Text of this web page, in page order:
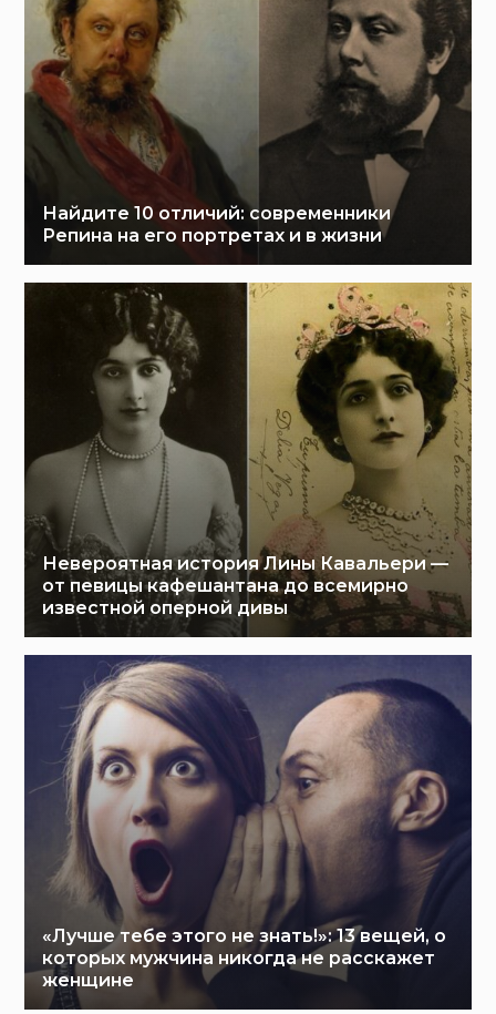
Найдите 10 отличий: современники
Репина на его портретах и в жизни
Невероятная история Лины Кавальери —
от певицы кафешантана до всемирно
известной оперной дивы
«Лучше тебе этого не знать!»: 13 вещей, о
которых мужчина никогда не расскажет
женщине